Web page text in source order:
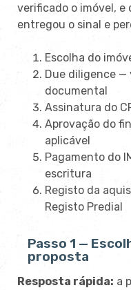
verificado o imóvel, e
entregou o sinal e
Escolha do
Due diligence —
documental
Assinatura do
Aprovação do
aplicável
Pagamento do
escritura
Registo da
Registo Predial
Passo 1 —
proposta
Resposta rápida: a